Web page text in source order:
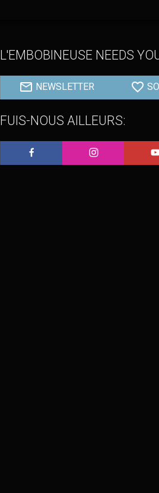
L'EMBOBINEUSE NEEDS
NEWSLETTER
FUIS-NOUS AILLEURS:
L'Embobineuse sur